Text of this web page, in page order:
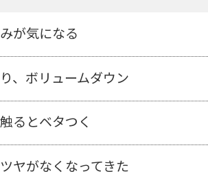
が気になる
、ボリュームダウン
るとベタつく
ヤがなくなってきた